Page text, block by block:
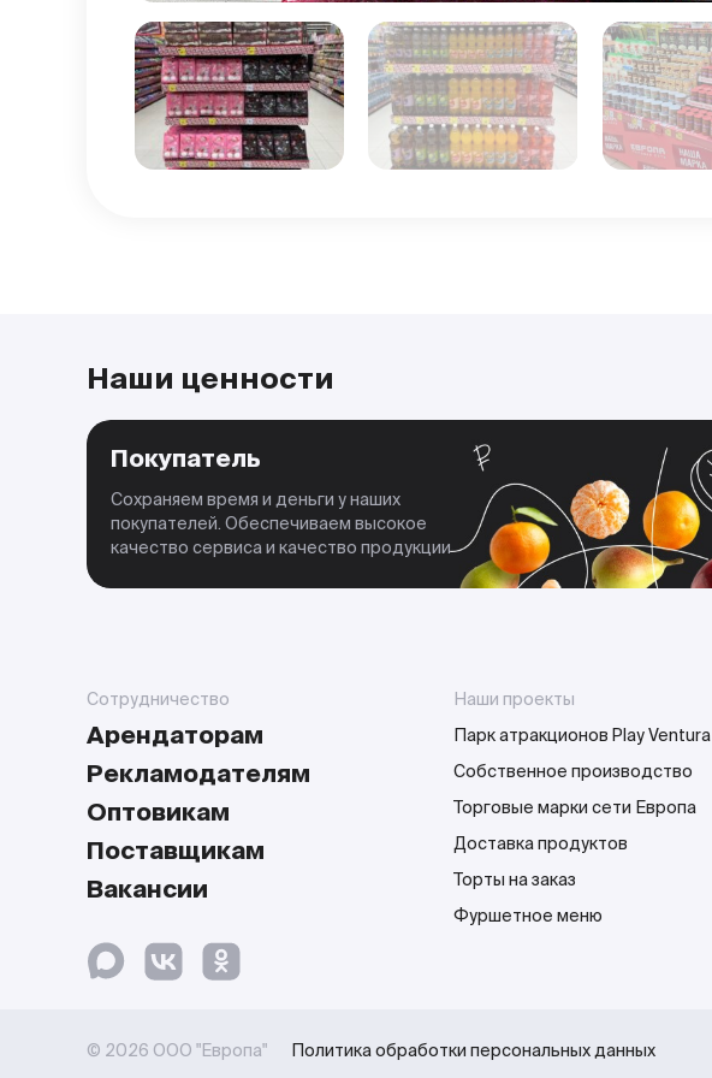
Наши ценности
Покупатель
Сохраняем время и деньги у наших
покупателей. Обеспечиваем высокое
качество сервиса и качество продукции
Сотрудничество
Арендаторам
Рекламодателям
Оптовикам
Поставщикам
Вакансии
Наши проекты
Парк атракционов Play Ventura
Собственное производство
Торговые марки сети Европа
Доставка продуктов
Торты на заказ
Фуршетное меню
© 2026 ООО "Европа" Политика обработки персональных данных